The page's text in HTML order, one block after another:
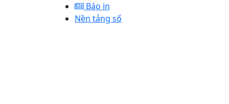
Báo in
Nền tảng số